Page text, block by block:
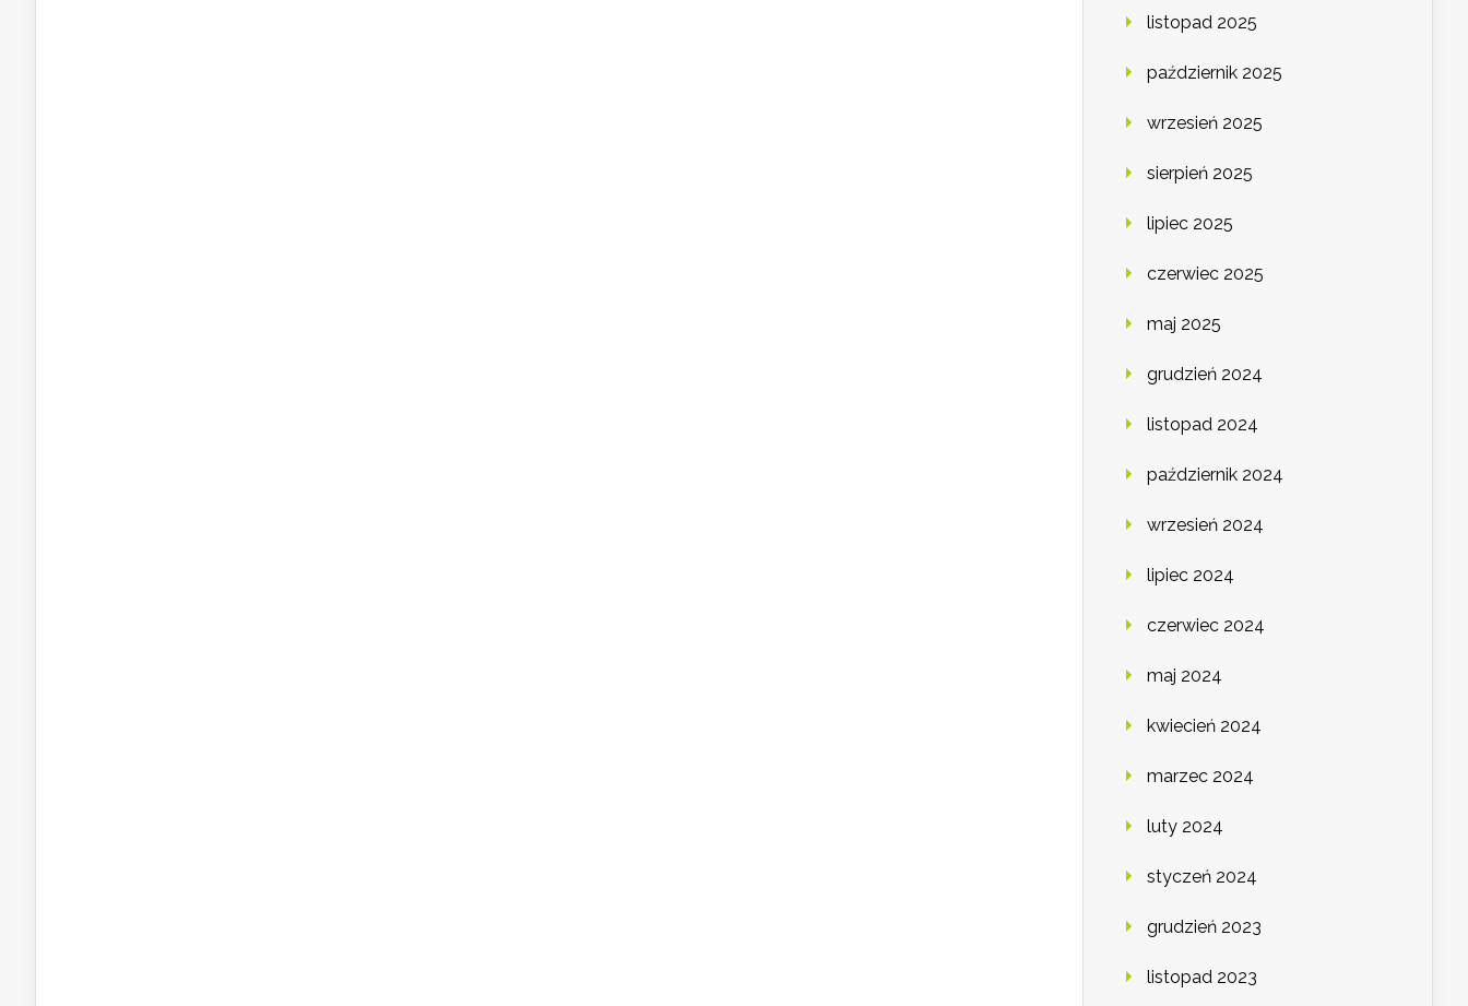
listopad 2025
październik 2025
wrzesień 2025
sierpień 2025
lipiec 2025
czerwiec 2025
maj 2025
grudzień 2024
listopad 2024
październik 2024
wrzesień 2024
lipiec 2024
czerwiec 2024
maj 2024
kwiecień 2024
marzec 2024
luty 2024
styczeń 2024
grudzień 2023
listopad 2023